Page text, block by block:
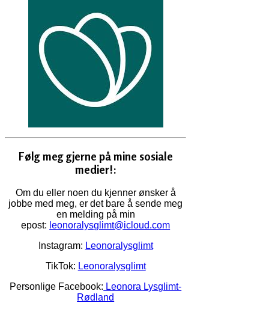
Følg meg gjerne på mine sosiale
medier!:
Om du eller noen du kjenner ønsker å
jobbe med meg, er det bare å sende meg
en melding på min
epost: leonoralysglimt@icloud.com
Instagram: Leonoralysglimt
TikTok: Leonoralysglimt
Personlige Facebook: Leonora Lysglimt-
Rødland